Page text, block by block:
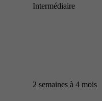
Intermédiaire
2 semaines à 4 mois